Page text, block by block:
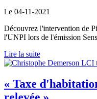
Le 04-11-2021
Découvrez l'intervention de
l'UNPI lors de l'émission
Lire la suite
« Taxe